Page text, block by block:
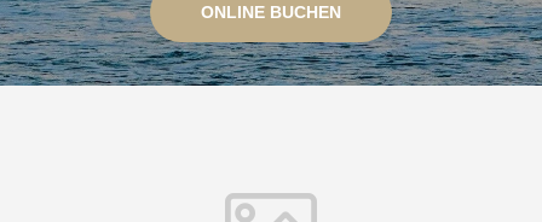
ONLINE BUCHEN